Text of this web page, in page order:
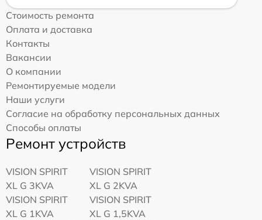
Стоимость ремонта
Оплата и доставка
Контакты
Вакансии
О компании
Ремонтируемые модели
Наши услуги
Согласие на обработку персональных данных
Способы оплаты
Ремонт устройств
VISION SPIRIT
XL G 3KVA
VISION SPIRIT
XL G 2KVA
VISION SPIRIT
XL G 1KVA
VISION SPIRIT
XL G 1,5KVA